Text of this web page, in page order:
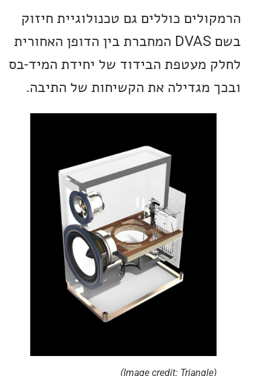
כוללים גם טכנולוגיית חיזוק
בשם DVAS המחברת בין הדופן האחורית
מעטפת הבידוד של יחידת המיד-בס
מגדילה את הקשיחות של התיבה.